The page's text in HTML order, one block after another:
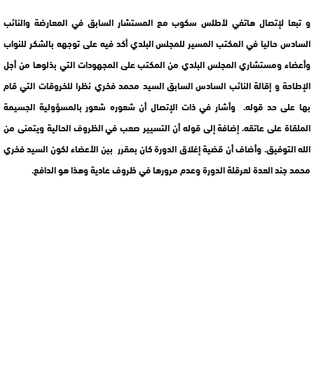
و تبعا لإتصال هاتفي لأطلس سكوب مع المستشار السابق في المعارضة والنائب
السادس حاليا في المكتب المسير للمجلس البلدي أكد فيه على توجهه بالشكر للنواب
وأعضاء ومستشاري المجلس البلدي من المكتب على المجهودات التي بذلوها من أجل
الإطاحة و إقالة النائب السادس السابق السيد محمد فخري نظرا للخروقات التي قام
بها على حد قوله. وأشار في ذات الإتصال أن شعوره شعور بالمسؤولية الجسيمة
الملقاة على عاتقه، إضافة إلى قوله أن التسيير صعب في الظروف الحالية ويتمنى من
الله التوفيق. وأضاف أن قضية إغلاق الدورة كان بمقرر بين الأعضاء لكون السيد فخري
محمد جند العدة لعرقلة الدورة وعدم مرورها في ظروف عادية وهذا هو الدافع.